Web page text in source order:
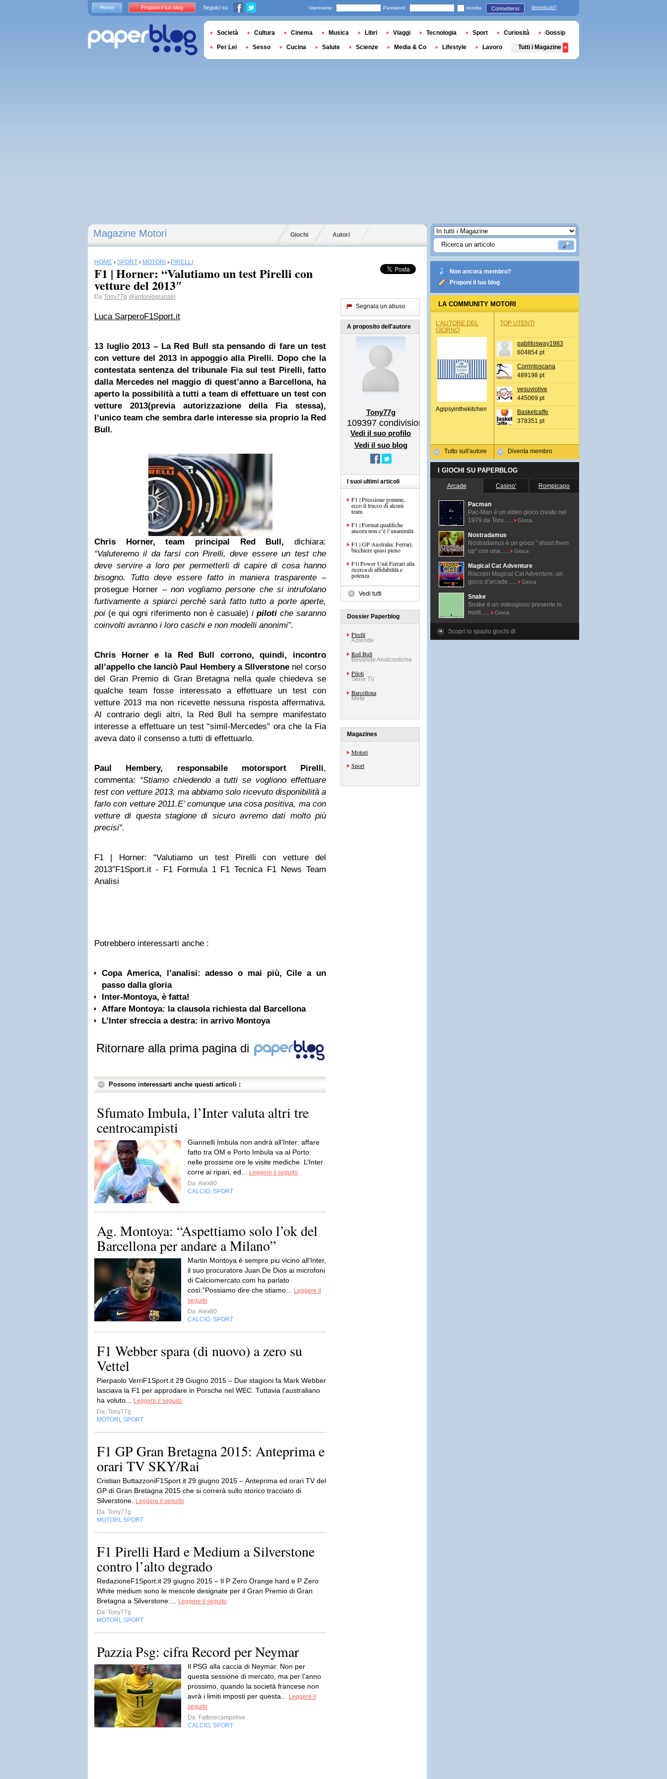
Magazine Motori Giochi Autori
HOME › SPORT › MOTORI › PIRELLI
F1 | Horner: “Valutiamo un test Pirelli con
vetture del 2013″
Da Tony77g @antoniogranato
Luca SarperoF1Sport.it
13 luglio 2013 – La Red Bull sta pensando di fare un test
con vetture del 2013 in appoggio alla Pirelli. Dopo che la
contestata sentenza del tribunale Fia sul test Pirelli, fatto
dalla Mercedes nel maggio di quest’anno a Barcellona, ha
aperto la possibilità a tutti a team di effettuare un test con
vetture 2013(previa autorizzazione della Fia stessa),
l’unico team che sembra darle interesse sia proprio la Red
Bull.
Chris Horner, team principal Red Bull, dichiara:
“Valuteremo il da farsi con Pirelli, deve essere un test che
deve servire a loro per permetterli di capire di cosa hanno
bisogno. Tutto deve essere fatto in maniera trasparente –
prosegue Horner – non vogliamo persone che si intrufolano
furtivamente a spiarci perchè sarà fatto tutto a porte aperte,
poi (e qui ogni riferimento non è casuale) ipiloti che saranno
coinvolti avranno i loro caschi e non modelli anonimi”.
Chris Horner e la Red Bull corrono, quindi, incontro
all’appello che lanciò Paul Hembery a SIlverstone nel corso
del Gran Premio di Gran Bretagna nella quale chiedeva se
qualche team fosse interessato a effettuare un test con
vetture 2013 ma non ricevette nessuna risposta affermativa.
Al contrario degli altri, la Red Bull ha sempre manifestato
interesse a effettuare un test “simil-Mercedes” ora che la Fia
aveva dato il consenso a tutti di effettuarlo.
Paul Hembery, responsabile motorsport Pirelli,
commenta: “Stiamo chiedendo a tutti se vogliono effettuare
test con vetture 2013, ma abbiamo solo ricevuto disponibilità a
farlo con vetture 2011.E’ comunque una cosa positiva, ma con
vetture di questa stagione di sicuro avremo dati molto più
precisi”.
F1 | Horner: “Valutiamo un test Pirelli con vetture del
2013″F1Sport.it - F1 Formula 1 F1 Tecnica F1 News Team
Analisi
Potrebbero interessarti anche :
Copa America, l’analisi: adesso o mai più, Cile a un
passo dalla gloria
Inter-Montoya, è fatta!
Affare Montoya: la clausola richiesta dal Barcellona
L’Inter sfreccia a destra: in arrivo Montoya
Ritornare alla prima pagina di
Possono interessarti anche questi articoli :
Sfumato Imbula, l’Inter valuta altri tre
centrocampisti
Giannelli Imbula non andrà all’Inter: affare
fatto tra OM e Porto Imbula va al Porto:
nelle prossime ore le visite mediche. L’Inter
corre ai ripari, ed...
Leggere il seguito
Da Alex80
CALCIO SPORT
Ag. Montoya: “Aspettiamo solo l’ok del
Barcellona per andare a Milano”
Martin Montoya è sempre piu vicino all’Inter,
il suo procuratore Juan De Dios ai microfoni
di Calciomercato.com ha parlato
così:”Possiamo dire che stiamo...
Leggere il
seguito
Da Alex80
CALCIO SPORT
F1 Webber spara (di nuovo) a zero su
Vettel
Pierpaolo VerriF1Sport.it 29 Giugno 2015 – Due stagioni fa Mark Webber
lasciava la F1 per approdare in Porsche nel WEC. Tuttavia l’australiano
ha voluto...
Leggere il seguito
Da Tony77g
MOTORI
SPORT
F1 GP Gran Bretagna 2015: Anteprima e
orari TV SKY/Rai
Cristian ButtazzoniF1Sport.it 29 giugno 2015 – Anteprima ed orari TV del
GP di Gran Bretagna 2015 che si correrà sullo storico tracciato di
Silverstone.
Leggere il seguito
Da Tony77g
MOTORI
SPORT
F1 Pirelli Hard e Medium a Silverstone
contro l’alto degrado
RedazioneF1Sport.it 29 giugno 2015 – Il P Zero Orange hard e P Zero
White medium sono le mescole designate per il Gran Premio di Gran
Bretagna a Silverstone:...
Leggere il seguito
Da Tony77g
MOTORI
SPORT
Pazzia Psg: cifra Record per Neymar
Il PSG alla caccia di Neymar. Non per
questa sessione di mercato, ma per l'anno
prossimo, quando la società francese non
avrà i limiti imposti per questa...
Leggere il
seguito
Da Fattorecampolive
CALCIO SPORT
Segnala un abuso
A proposito dell'autore
Tony77g
109397 condivisioni
Vedi il suo profilo
Vedi il suo blog
I suoi ultimi articoli
F1 | Pressione gomme,
ecco il trucco di alcuni
team
F1 | Format qualifiche
ancora non c’è l’unanimità
F1 | GP Australia: Ferrari,
bicchiere quasi pieno
F1| Power Unit Ferrari alla
ricerca di affidabilità e
potenza
Vedi tutti
Dossier Paperblog
Pirelli
Aziende
Red Bull
Bevande Analcooliche
Piloti
Serie TV
Barcellona
Mete
Magazines
Motori
Sport
Non ancora membro?
Proponi il tuo blog
LA COMMUNITY MOTORI
L'AUTORE DEL
GIORNO
Agipsyinthekitchen
Tutto sull'autore
TOP UTENTI
pablitosway1983
604854 pt
Corrintoscana
489198 pt
vesuviolive
445069 pt
Basketcaffe
378351 pt
Diventa membro
I GIOCHI SU PAPERBLOG
Arcade Casino' Rompicapo
Pacman
Pac-Man é un video gioco creato nel
1979 da Toru......
Gioca
Nostradamus
Nostradamus è un gioco " shoot them
up" con una......
Gioca
Magical Cat Adventure
Riscopri Magical Cat Adventure, un
gioco d'arcade......
Gioca
Snake
Snake è un videogioco presente in
molti......
Gioca
Scopri lo spazio giochi di
Home Proponi il tuo blog Seguici su Username Password ricorda Connettersi dimenticati?
Società Cultura Cinema Musica Libri Viaggi Tecnologia Sport Curiosità Gossip
Per Lei Sesso Cucina Salute Scienze Media & Co Lifestyle Lavoro Tutti i Magazine